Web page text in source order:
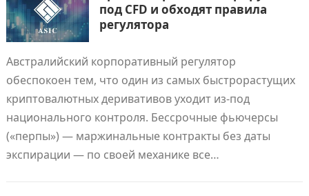
под CFD и обходят правила
регулятора
Австралийский корпоративный регулятор
обеспокоен тем, что один из самых быстрорастущих
криптовалютных деривативов уходит из-под
национального контроля. Бессрочные фьючерсы
(«перпы») — маржинальные контракты без даты
экспирации — по своей механике все…